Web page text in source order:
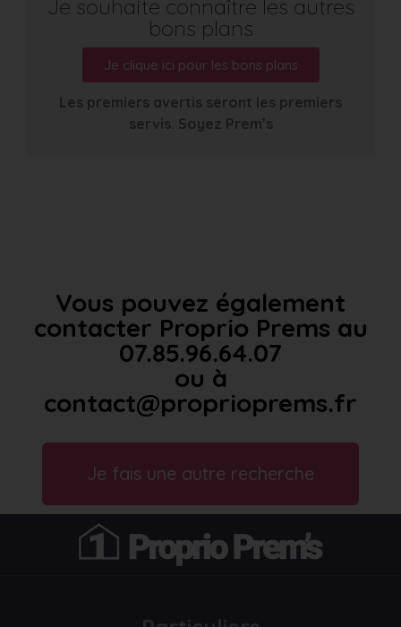
Je souhaite connaître les autres
bons plans
Je clique ici pour les bons plans
Les premiers avertis seront les premiers
servis. Soyez Prem’s
Vous pouvez également
contacter Proprio Prems au
07.85.96.64.07
ou à
contact@proprioprems.fr
Je fais une autre recherche